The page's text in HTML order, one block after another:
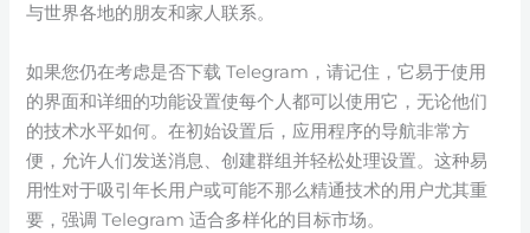
与世界各地的朋友和家人联系。
如果您仍在考虑是否下载 Telegram，请记住，它易于使用
的界面和详细的功能设置使每个人都可以使用它，无论他们
的技术水平如何。在初始设置后，应用程序的导航非常方
便，允许人们发送消息、创建群组并轻松处理设置。这种易
用性对于吸引年长用户或可能不那么精通技术的用户尤其重
要，强调 Telegram 适合多样化的目标市场。